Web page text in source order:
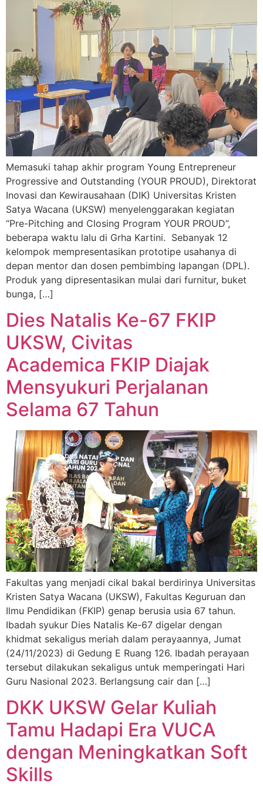
Memasuki tahap akhir program Young Entrepreneur
Progressive and Outstanding (YOUR PROUD), Direktorat
Inovasi dan Kewirausahaan (DIK) Universitas Kristen
Satya Wacana (UKSW) menyelenggarakan kegiatan
“Pre-Pitching and Closing Program YOUR PROUD”,
beberapa waktu lalu di Grha Kartini. Sebanyak 12
kelompok mempresentasikan prototipe usahanya di
depan mentor dan dosen pembimbing lapangan (DPL).
Produk yang dipresentasikan mulai dari furnitur, buket
bunga, […]
Dies Natalis Ke-67 FKIP
UKSW, Civitas
Academica FKIP Diajak
Mensyukuri Perjalanan
Selama 67 Tahun
Fakultas yang menjadi cikal bakal berdirinya Universitas
Kristen Satya Wacana (UKSW), Fakultas Keguruan dan
Ilmu Pendidikan (FKIP) genap berusia usia 67 tahun.
Ibadah syukur Dies Natalis Ke-67 digelar dengan
khidmat sekaligus meriah dalam perayaannya, Jumat
(24/11/2023) di Gedung E Ruang 126. Ibadah perayaan
tersebut dilakukan sekaligus untuk memperingati Hari
Guru Nasional 2023. Berlangsung cair dan […]
DKK UKSW Gelar Kuliah
Tamu Hadapi Era VUCA
dengan Meningkatkan Soft
Skills